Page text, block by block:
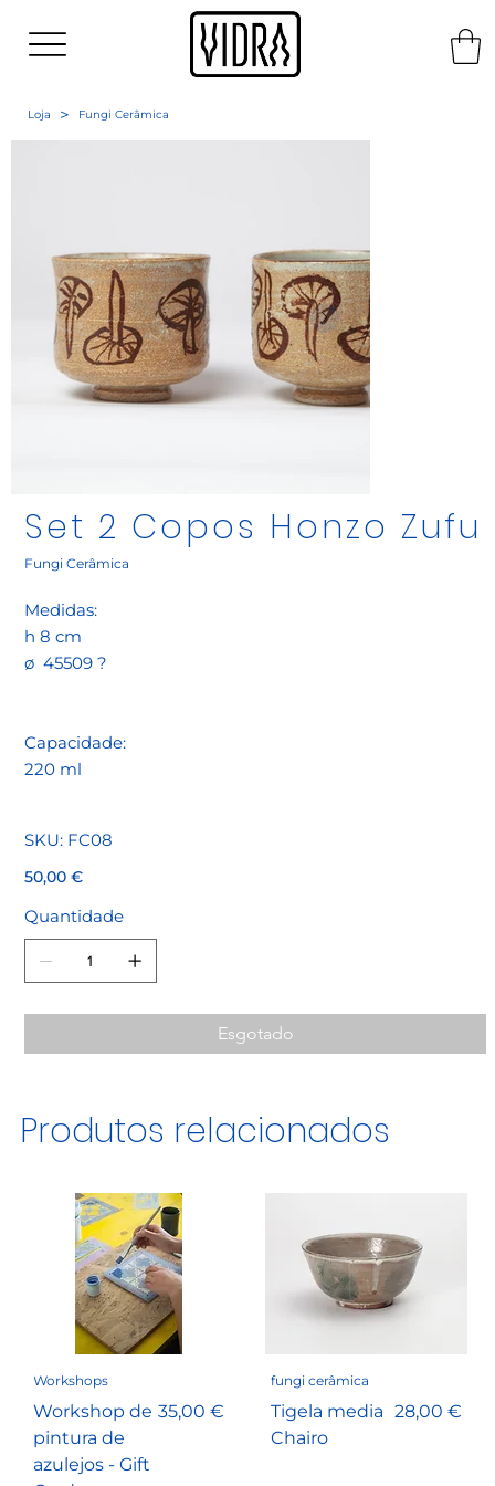
Produtos relacionados
Workshops
Workshop de
pintura de
azulejos - Gift
Preço
35,00 €
fungi cerâmica
Tigela media
Chairo
Preço
28,00 €
Loja > Fungi Cerâmica
Set 2 Copos Honzo Zufu
Fungi Cerâmica
Medidas:
h 8 cm
ø 45509 ?
Capacidade:
220 ml
SKU: SKU
FC08
FC08
Preço
50,00 €
Quantidade
Esgotado